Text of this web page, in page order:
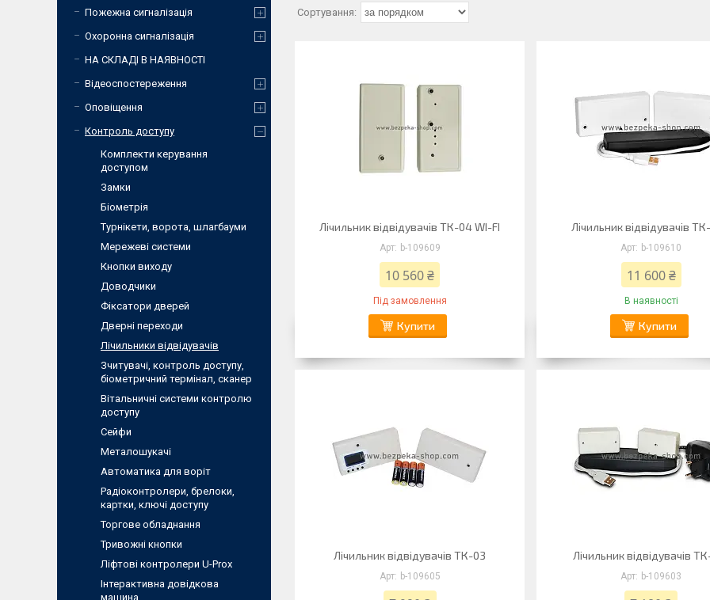
Лічильник відвідувачів ТК-04 WI-FI
b-109609
10 560 ₴
Під замовлення
Купити
Лічильник відвідувачів
b-109610
11 600 ₴
В наявності
Купити
Лічильник відвідувачів ТК-03
b-109605
Лічильник відвідувачів
b-109603
Пожежна сигналізація
Охоронна сигналізація
НА СКЛАДІ В НАЯВНОСТІ
Відеоспостереження
Оповіщення
Контроль доступу
Комплекти керування
доступом
Замки
Біометрія
Турнікети, ворота, шлагбауми
Мережеві системи
Кнопки виходу
Доводчики
Фіксатори дверей
Дверні переходи
Лічильники відвідувачів
Зчитувачі, контроль доступу,
біометричний термінал, сканер
Вітальничні системи контролю
доступу
Сейфи
Металошукачі
Автоматика для воріт
Радіоконтролери, брелоки,
картки, ключі доступу
Торгове обладнання
Тривожні кнопки
Ліфтові контролери U-Prox
Інтерактивна довідкова
машина